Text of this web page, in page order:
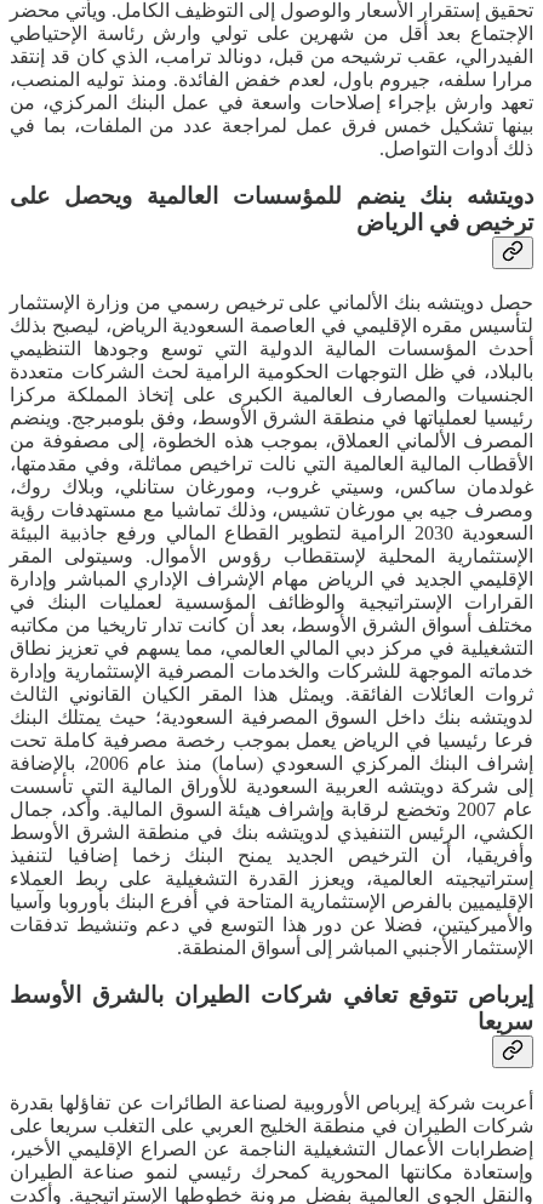
تحقيق إستقرار الأسعار والوصول إلى التوظيف الكامل. ويأتي محضر
الإجتماع بعد أقل من شهرين على تولي وارش رئاسة الإحتياطي
الفيدرالي، عقب ترشيحه من قبل، دونالد ترامب، الذي كان قد إنتقد
مرارا سلفه، جيروم باول، لعدم خفض الفائدة. ومنذ توليه المنصب،
تعهد وارش بإجراء إصلاحات واسعة في عمل البنك المركزي، من
بينها تشكيل خمس فرق عمل لمراجعة عدد من الملفات، بما في
ذلك أدوات التواصل.
دويتشه بنك ينضم للمؤسسات العالمية ويحصل على
ترخيص في الرياض
حصل دويتشه بنك الألماني على ترخيص رسمي من وزارة الإستثمار
لتأسيس مقره الإقليمي في العاصمة السعودية الرياض، ليصبح بذلك
أحدث المؤسسات المالية الدولية التي توسع وجودها التنظيمي
بالبلاد، في ظل التوجهات الحكومية الرامية لحث الشركات متعددة
الجنسيات والمصارف العالمية الكبرى على إتخاذ المملكة مركزا
رئيسيا لعملياتها في منطقة الشرق الأوسط، وفق بلومبرجج. وينضم
المصرف الألماني العملاق، بموجب هذه الخطوة، إلى مصفوفة من
الأقطاب المالية العالمية التي نالت تراخيص مماثلة، وفي مقدمتها،
غولدمان ساكس، وسيتي غروب، ومورغان ستانلي، وبلاك روك،
ومصرف جيه بي مورغان تشيس، وذلك تماشيا مع مستهدفات رؤية
السعودية 2030 الرامية لتطوير القطاع المالي ورفع جاذبية البيئة
الإستثمارية المحلية لإستقطاب رؤوس الأموال. وسيتولى المقر
الإقليمي الجديد في الرياض مهام الإشراف الإداري المباشر وإدارة
القرارات الإستراتيجية والوظائف المؤسسية لعمليات البنك في
مختلف أسواق الشرق الأوسط، بعد أن كانت تدار تاريخيا من مكاتبه
التشغيلية في مركز دبي المالي العالمي، مما يسهم في تعزيز نطاق
خدماته الموجهة للشركات والخدمات المصرفية الإستثمارية وإدارة
ثروات العائلات الفائقة. ويمثل هذا المقر الكيان القانوني الثالث
لدويتشه بنك داخل السوق المصرفية السعودية؛ حيث يمتلك البنك
فرعا رئيسيا في الرياض يعمل بموجب رخصة مصرفية كاملة تحت
إشراف البنك المركزي السعودي (ساما) منذ عام 2006، بالإضافة
إلى شركة دويتشه العربية السعودية للأوراق المالية التي تأسست
عام 2007 وتخضع لرقابة وإشراف هيئة السوق المالية. وأكد، جمال
الكشي، الرئيس التنفيذي لدويتشه بنك في منطقة الشرق الأوسط
وأفريقيا، أن الترخيص الجديد يمنح البنك زخما إضافيا لتنفيذ
إستراتيجيته العالمية، ويعزز القدرة التشغيلية على ربط العملاء
الإقليميين بالفرص الإستثمارية المتاحة في أفرع البنك بأوروبا وآسيا
والأميركيتين، فضلا عن دور هذا التوسع في دعم وتنشيط تدفقات
الإستثمار الأجنبي المباشر إلى أسواق المنطقة.
إيرباص تتوقع تعافي شركات الطيران بالشرق الأوسط
سريعا
أعربت شركة إيرباص الأوروبية لصناعة الطائرات عن تفاؤلها بقدرة
شركات الطيران في منطقة الخليج العربي على التغلب سريعا على
إضطرابات الأعمال التشغيلية الناجمة عن الصراع الإقليمي الأخير،
وإستعادة مكانتها المحورية كمحرك رئيسي لنمو صناعة الطيران
والنقل الجوي العالمية بفضل مرونة خطوطها الإستراتيجية. وأكدت